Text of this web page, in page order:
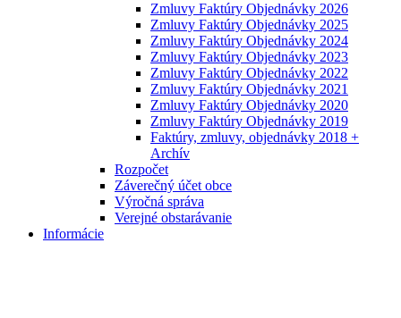
Zmluvy Faktúry Objednávky 2026
Zmluvy Faktúry Objednávky 2025
Zmluvy Faktúry Objednávky 2024
Zmluvy Faktúry Objednávky 2023
Zmluvy Faktúry Objednávky 2022
Zmluvy Faktúry Objednávky 2021
Zmluvy Faktúry Objednávky 2020
Zmluvy Faktúry Objednávky 2019
Faktúry, zmluvy, objednávky 2018 +
Archív
Rozpočet
Záverečný účet obce
Výročná správa
Verejné obstarávanie
Informácie